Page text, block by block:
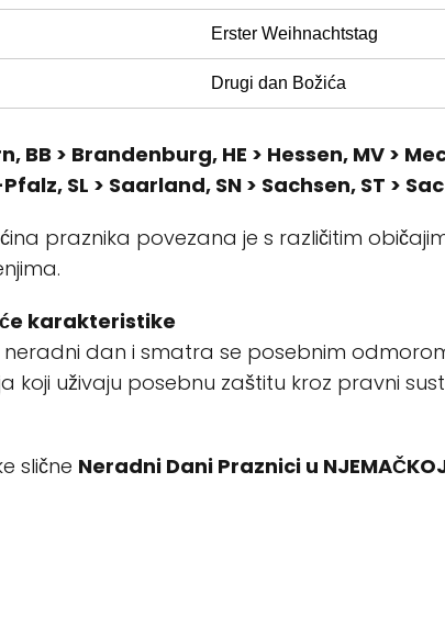
Erster Weihnachtstag
Drugi dan Božića
BB > Brandenburg, HE > Hessen, MV >
SL > Saarland, SN > Sachsen, ST >
praznika povezana je s različitim
karakteristike
neradni dan i smatra se posebnim
koji uživaju posebnu zaštitu kroz pravni
slične Neradni Dani Praznici u